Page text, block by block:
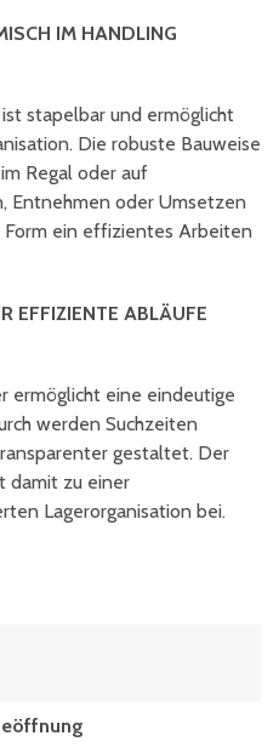
IM HANDLING
stapelbar und ermöglicht
Die robuste Bauweise
Regal oder auf
Entnehmen oder Umsetzen
ein effizientes Arbeiten
EFFIZIENTE ABLÄUFE
ermöglicht eine eindeutige
werden Suchzeiten
gestaltet. Der
damit zu einer
Lagerorganisation bei.